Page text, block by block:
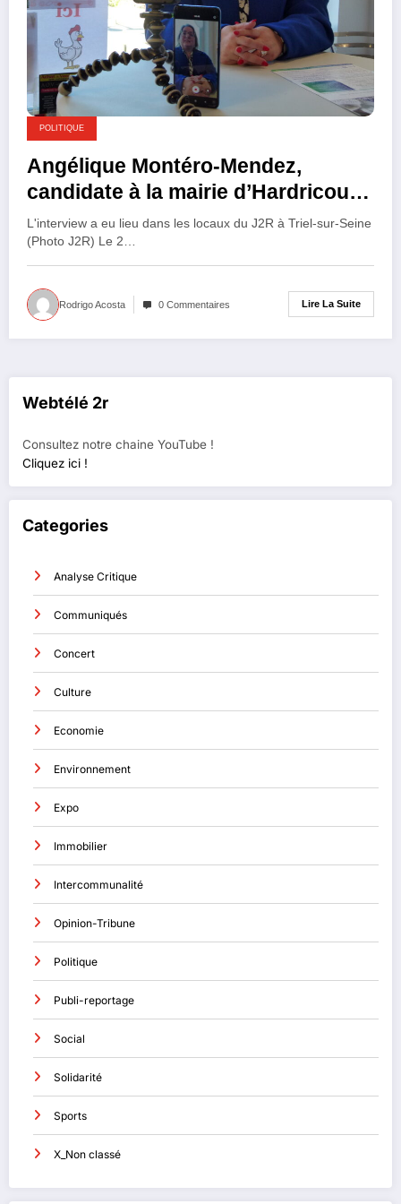
POLITIQUE
Angélique Montéro-Mendez,
candidate à la mairie d’Hardricourt
: « la maison médicale est un
engagement de campagne ».
L'interview a eu lieu dans les locaux du J2R à Triel-sur-Seine
(Photo J2R) Le 2…
Rodrigo Acosta 0 Commentaires Lire La Suite
Webtélé 2r
Consultez notre chaine YouTube !
Cliquez ici !
Categories
Analyse Critique
Communiqués
Concert
Culture
Economie
Environnement
Expo
Immobilier
Intercommunalité
Opinion-Tribune
Politique
Publi-reportage
Social
Solidarité
Sports
X_Non classé